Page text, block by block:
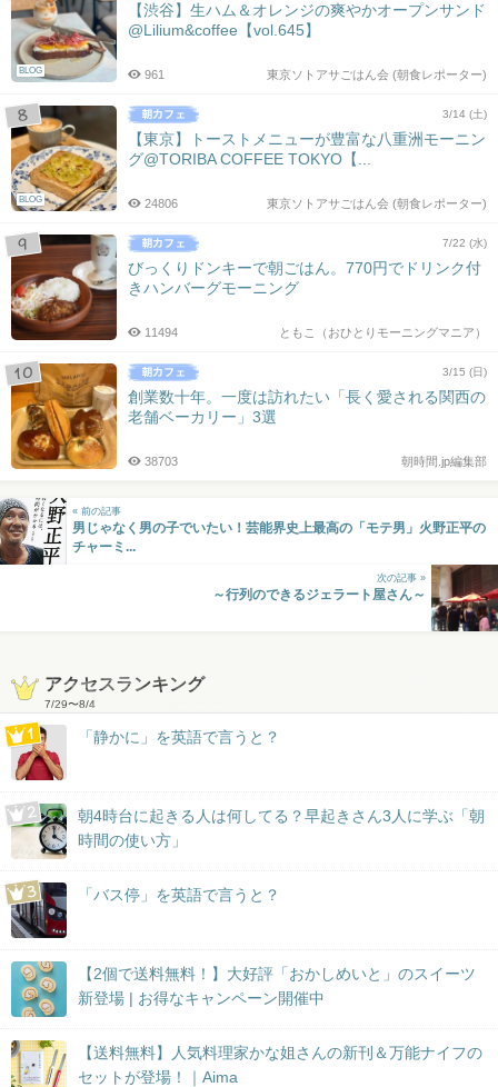
BLOG
【渋谷】生ハム＆オレンジの爽やかオープンサンド
@Lilium&coffee【vol.645】
東京ソトアサごはん会 (朝食レポーター)
961
BLOG
3/14 (土)
【東京】トーストメニューが豊富な八重洲モーニン
グ@TORIBA COFFEE TOKYO【...
東京ソトアサごはん会 (朝食レポーター)
24806
7/22 (水)
びっくりドンキーで朝ごはん。770円でドリンク付
きハンバーグモーニング
ともこ（おひとりモーニングマニア）
11494
3/15 (日)
創業数十年。一度は訪れたい「長く愛される関西の
老舗ベーカリー」3選
朝時間.jp編集部
38703
« 前の記事
男じゃなく男の子でいたい！芸能界史上最高の「モテ男」火野正平の
チャーミ...
次の記事 »
～行列のできるジェラート屋さん～
アクセスランキング
7/29〜8/4
「静かに」を英語で言うと？
朝4時台に起きる人は何してる？早起きさん3人に学ぶ「朝
時間の使い方」
「バス停」を英語で言うと？
【2個で送料無料！】大好評「おかしめいと」のスイーツ
新登場 | お得なキャンペーン開催中
【送料無料】人気料理家かな姐さんの新刊＆万能ナイフの
セットが登場！｜Aima